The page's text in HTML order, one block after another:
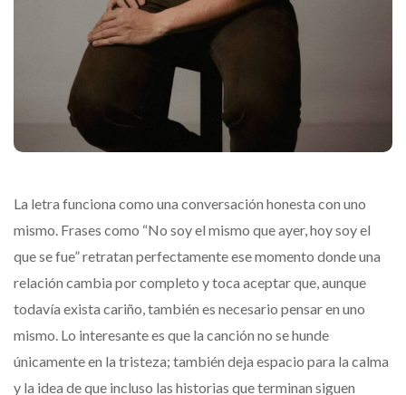
La letra funciona como una conversación honesta con uno
mismo. Frases como “No soy el mismo que ayer, hoy soy el
que se fue” retratan perfectamente ese momento donde una
relación cambia por completo y toca aceptar que, aunque
todavía exista cariño, también es necesario pensar en uno
mismo. Lo interesante es que la canción no se hunde
únicamente en la tristeza; también deja espacio para la calma
y la idea de que incluso las historias que terminan siguen